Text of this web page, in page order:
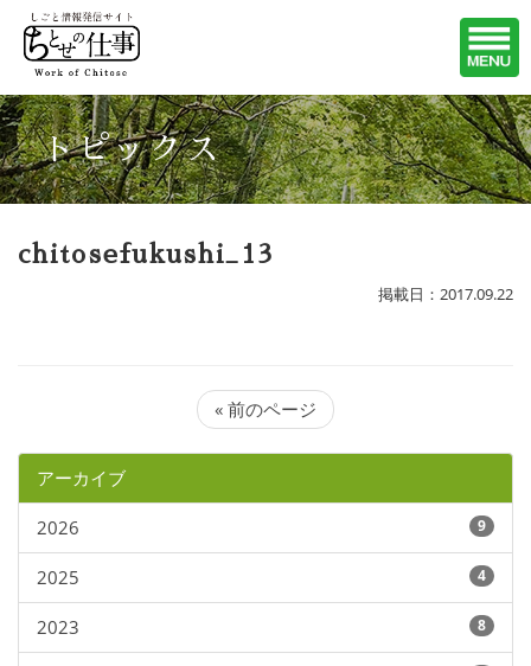
トピックス
chitosefukushi_13
掲載日：2017.09.22
« 前のページ
アーカイブ
2026 9
2025 4
2023 8